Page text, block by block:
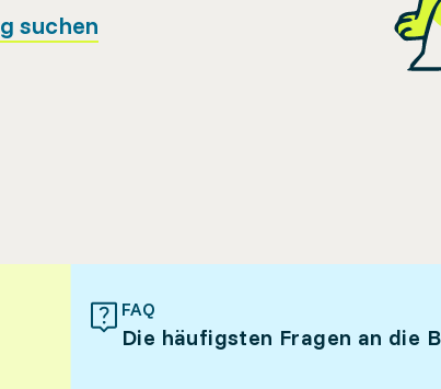
suchen
FAQ
Die häufigsten Fragen an die